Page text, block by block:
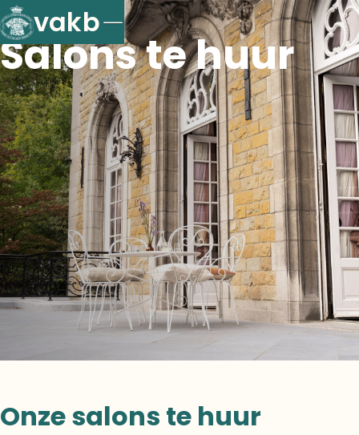
vakb
Salons te huur
Onze salons te huur